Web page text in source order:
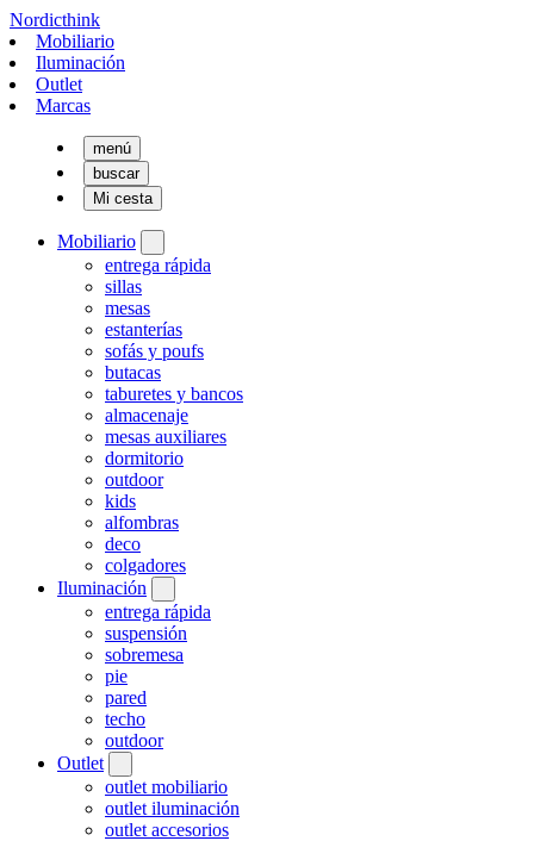
Nordicthink
Mobiliario
Iluminación
Outlet
Marcas
menú
buscar
Mi cesta
Mobiliario
entrega rápida
sillas
mesas
estanterías
sofás y poufs
butacas
taburetes y bancos
almacenaje
mesas auxiliares
dormitorio
outdoor
kids
alfombras
deco
colgadores
Iluminación
entrega rápida
suspensión
sobremesa
pie
pared
techo
outdoor
Outlet
outlet mobiliario
outlet iluminación
outlet accesorios